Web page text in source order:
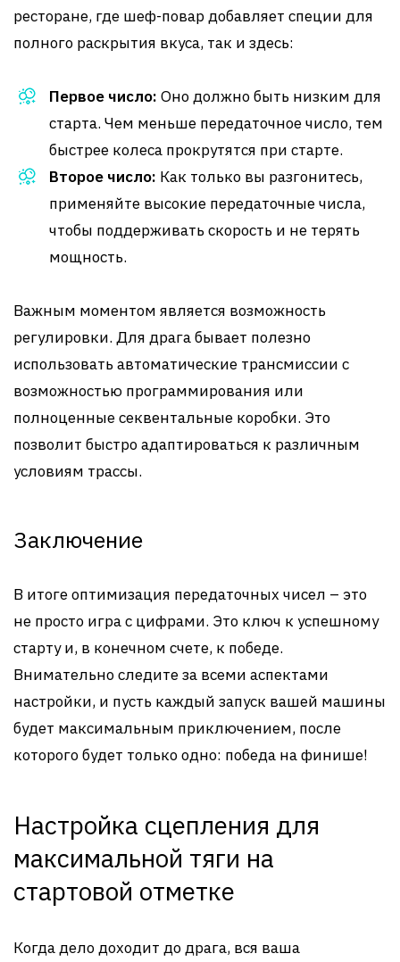
ресторане, где шеф-повар добавляет специи для
полного раскрытия вкуса, так и здесь:
Первое число: Оно должно быть низким для
старта. Чем меньше передаточное число, тем
быстрее колеса прокрутятся при старте.
Второе число: Как только вы разгонитесь,
применяйте высокие передаточные числа,
чтобы поддерживать скорость и не терять
мощность.
Важным моментом является возможность
регулировки. Для драга бывает полезно
использовать автоматические трансмиссии с
возможностью программирования или
полноценные секвентальные коробки. Это
позволит быстро адаптироваться к различным
условиям трассы.
Заключение
В итоге оптимизация передаточных чисел – это
не просто игра с цифрами. Это ключ к успешному
старту и, в конечном счете, к победе.
Внимательно следите за всеми аспектами
настройки, и пусть каждый запуск вашей машины
будет максимальным приключением, после
которого будет только одно: победа на финише!
Настройка сцепления для
максимальной тяги на
стартовой отметке
Когда дело доходит до драга, вся ваша